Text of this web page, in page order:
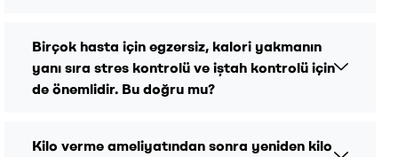
Birçok hasta için egzersiz, kalori yakmanın
yanı sıra stres kontrolü ve iştah kontrolü için
de önemlidir. Bu doğru mu?
Kilo verme ameliyatından sonra yeniden kilo